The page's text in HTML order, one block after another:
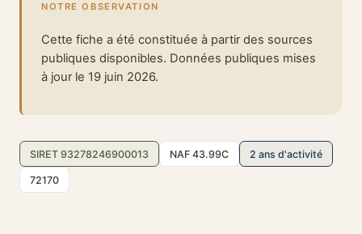
NOTRE OBSERVATION
Cette fiche a été constituée à partir des sources
publiques disponibles. Données publiques mises
à jour le 19 juin 2026.
SIRET 93278246900013 NAF 43.99C 2 ans d'activité
72170